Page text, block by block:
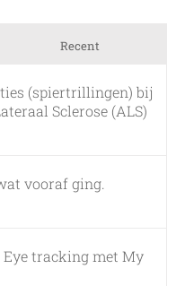
Recent
(spiertrillingen) bij
Sclerose (ALS)
vooraf ging.
Eye tracking met My